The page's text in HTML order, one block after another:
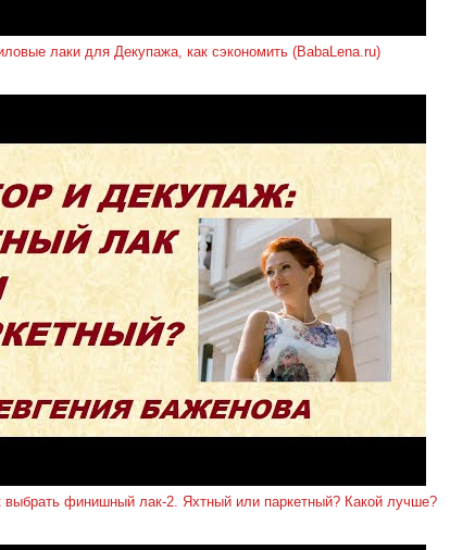
лаки для Декупажа, как сэкономить (BabaLena.ru)
выбрать финишный лак-2. Яхтный или паркетный? Какой лучше?